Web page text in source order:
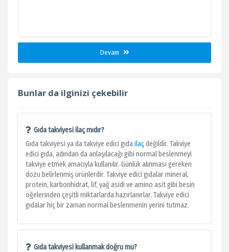
Devam
Bunlar da ilginizi çekebilir
Gıda takviyesi ilaç mıdır?
Gıda takviyesi ya da takviye edici gıdailaçdeğildir. Takviye
edici gıda, adından da anlaşılacağı gibi normal beslenmeyi
takviye etmek amacıyla kullanılır. Günlük alınması gereken
dozu belirlenmiş ürünlerdir. Takviye edici gıdalar mineral,
protein, karbonhidrat, lif, yağ asidi ve amino asit gibi besin
öğelerinden çeşitli miktarlarda hazırlanırlar. Takviye edici
gıdalar hiç bir zaman normal beslenmenin yerini tutmaz.
Gıda takviyesi kullanmak doğru mu?